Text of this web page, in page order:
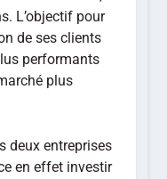
L’objectif pour
de ses clients
performants
plus
deux entreprises
en effet investir